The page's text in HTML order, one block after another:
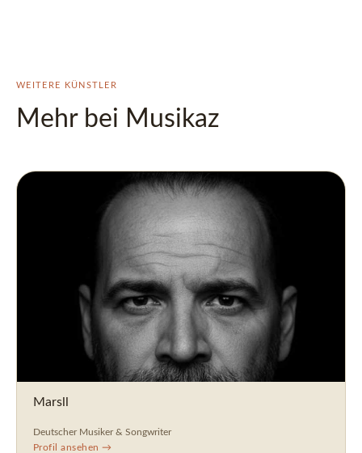
WEITERE KÜNSTLER
Mehr bei Musikaz
Marsll
Deutscher Musiker & Songwriter
Profil ansehen →